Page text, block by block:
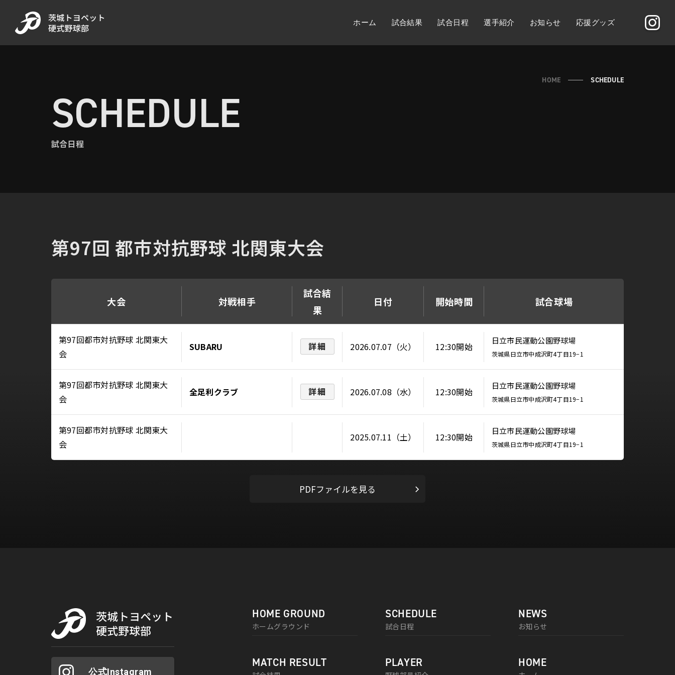
ホーム 試合結果 試合日程 選手紹介 お知らせ 応援グッズ
HOME SCHEDULE
SCHEDULE
試合日程
第97回 都市対抗野球 北関東大会
大会 対戦相手
試合結
果
日付 開始時間 試合球場
第97回都市対抗野球 北関東大
会
SUBARU 詳細 2026.07.07（火） 12:30開始
日立市民運動公園野球場
茨城県日立市中成沢町4丁目19−1
第97回都市対抗野球 北関東大
会
全足利クラブ 詳細 2026.07.08（水） 12:30開始
日立市民運動公園野球場
茨城県日立市中成沢町4丁目19−1
第97回都市対抗野球 北関東大
会
2025.07.11（土） 12:30開始
日立市民運動公園野球場
茨城県日立市中成沢町4丁目19−1
PDFファイルを見る
公式Instagram
HOME GROUND
ホームグラウンド
MATCH RESULT
SCHEDULE
試合日程
PLAYER
NEWS
お知らせ
HOME